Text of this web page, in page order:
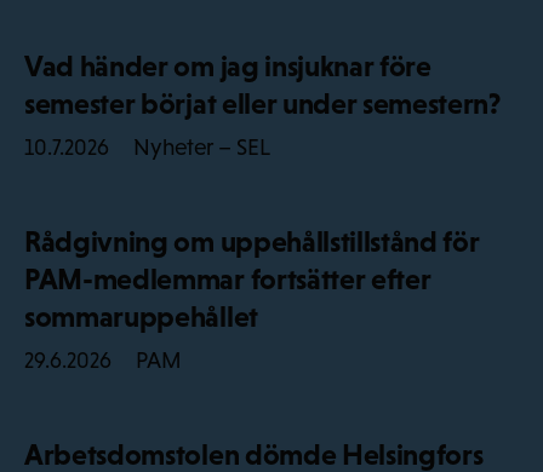
Vad händer om jag insjuknar före
semester börjat eller under semestern?
10.7.2026 Nyheter – SEL
Rådgivning om uppehållstillstånd för
PAM-medlemmar fortsätter efter
sommaruppehållet
29.6.2026 PAM
Arbetsdomstolen dömde Helsingfors